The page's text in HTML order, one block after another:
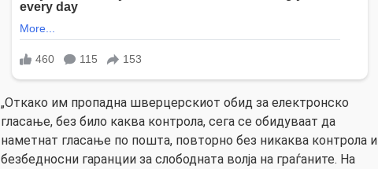
„Откако им пропадна шверцерскиот обид за електронско
гласање, без било каква контрола, сега се обидуваат да
наметнат гласање по пошта, повторно без никаква контрола и
безбедносни гаранции за слободната волја на граѓаните. На